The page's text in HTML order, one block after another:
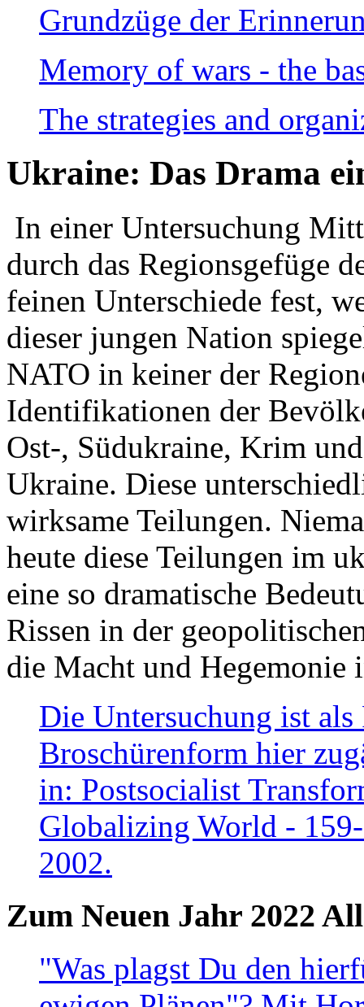
Grundzüge der
Memory of wars - the
The strategies and
Ukraine: Das Drama
In einer Untersuchung
durch das Regionsgefüge
feinen Unterschiede fest,
dieser jungen Nation
NATO in keiner der
Identifikationen der
Ost-, Südukraine, Krim
Ukraine. Diese
wirksame Teilungen.
heute diese Teilungen im
eine so dramatische
Rissen in der
die Macht und Hegemonie
Die Untersuchung ist
Broschürenform hier
in: Postsocialist
Globalizing World -
2002.
Zum Neuen Jahr 2022
"Was plagst Du den